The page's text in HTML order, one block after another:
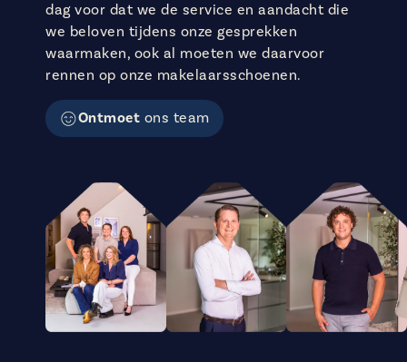
dag voor dat we de service en aandacht die
we beloven tijdens onze gesprekken
waarmaken, ook al moeten we daarvoor
rennen op onze makelaarsschoenen.
Ontmoet ons team